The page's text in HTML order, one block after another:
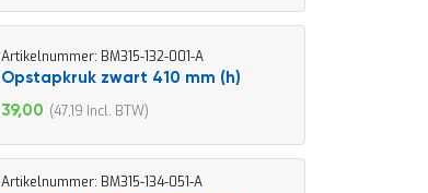
2,66
Artikelnummer: BM315-132-001-A
Opstapkruk zwart 410 mm (h)
Speciale
39,00 47,19
Artikelnummer: BM315-134-051-A